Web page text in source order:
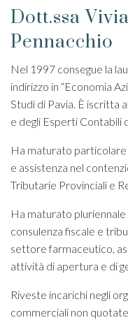
Dott.ssa
Pennacchio
Nel 1997 consegue la
indirizzo in “Economia
Studi di Pavia. È iscritta
e degli Esperti Contabili
Ha maturato particolare
e assistenza nel
Tributarie Provinciali e
Ha maturato
consulenza fiscale e
settore farmaceutico,
attività di apertura e di
Riveste incarichi negli
commerciali non